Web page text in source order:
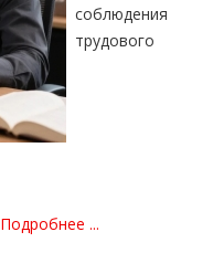
соблюдения
трудового
Подробнее ...